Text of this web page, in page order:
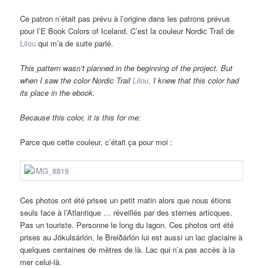
Ce patron n’était pas prévu à l’origine dans les patrons prévus
pour l’E Book Colors of Iceland. C’est la couleur Nordic Trail de
Lilou qui m’a de suite parlé.
This pattern wasn’t planned in the beginning of the project. But
when I saw the color Nordic TrailLilou, I knew that this color had
its place in the ebook.
Because this color, it is this for me:
Parce que cette couleur, c’était ça pour moi :
Ces photos ont été prises un petit matin alors que nous étions
seuls face à l’Atlantique … réveillés par des sternes articques.
Pas un touriste. Personne le long du lagon. Ces photos ont été
prises au Jökulsárlón, le Breiðárlón lui est aussi un lac glaciaire à
quelques centaines de mètres de là. Lac qui n’a pas accès à la
mer celui-là.